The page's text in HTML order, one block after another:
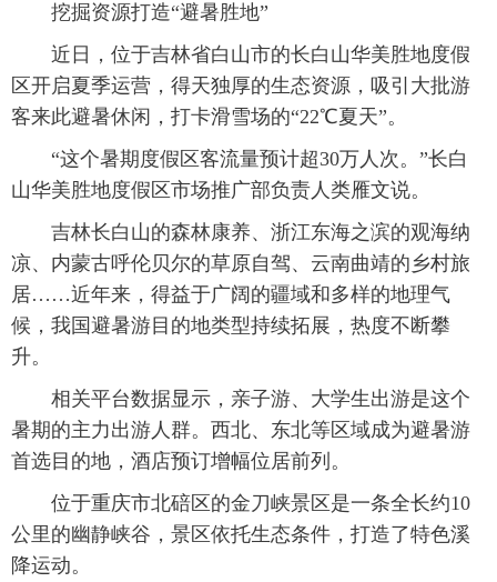
太原日报 太原晚报
挖掘资源打造“避暑胜地”
近日，位于吉林省白山市的长白山华美胜地度假
区开启夏季运营，得天独厚的生态资源，吸引大批游
客来此避暑休闲，打卡滑雪场的“22℃夏天”。
“这个暑期度假区客流量预计超30万人次。”长白
山华美胜地度假区市场推广部负责人类雁文说。
吉林长白山的森林康养、浙江东海之滨的观海纳
凉、内蒙古呼伦贝尔的草原自驾、云南曲靖的乡村旅
居……近年来，得益于广阔的疆域和多样的地理气
候，我国避暑游目的地类型持续拓展，热度不断攀
升。
相关平台数据显示，亲子游、大学生出游是这个
暑期的主力出游人群。西北、东北等区域成为避暑游
首选目的地，酒店预订增幅位居前列。
位于重庆市北碚区的金刀峡景区是一条全长约10
公里的幽静峡谷，景区依托生态条件，打造了特色溪
降运动。